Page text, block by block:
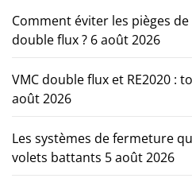
Comment éviter les pièges de
double flux ? 6 août 2026
VMC double flux et RE2020 :
août 2026
Les systèmes de fermeture
volets battants 5 août 2026